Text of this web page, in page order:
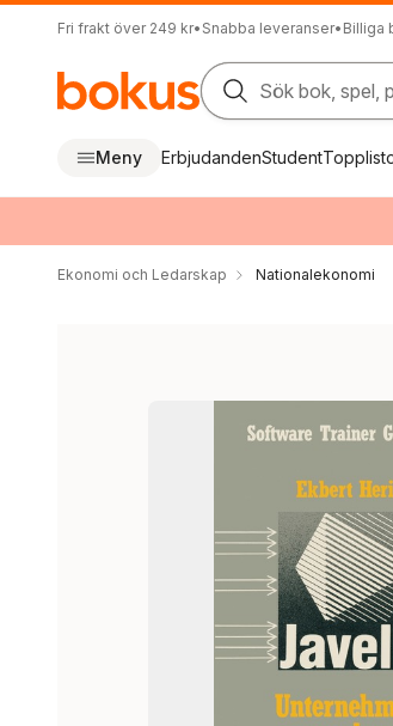
Fri frakt över 249 kr• Snabba leveranser• Billiga
Sök bok, spel,
Meny ErbjudandenStudent
Ekonomi och Ledarskap Nationalekonomi